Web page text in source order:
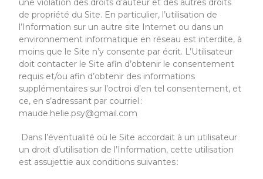
une violation des droits d’auteur et des autres droits
de propriété du Site. En particulier, l’utilisation de
l’Information sur un autre site Internet ou dans un
environnement informatique en réseau est interdite, à
moins que le Site n’y consente par écrit. L’Utilisateur
doit contacter le Site afin d’obtenir le consentement
requis et/ou afin d’obtenir des informations
supplémentaires sur l’octroi d’en tel consentement, et
ce, en s’adressant par courriel :
maude.helie.psy@gmail.com
Dans l’éventualité où le Site accordait à un utilisateur
un droit d’utilisation de l’Information, cette utilisation
est assujettie aux conditions suivantes :